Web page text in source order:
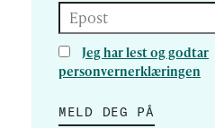
Epost
Jeg har lest og godtar
personvernerklæringen
MELD DEG PÅ